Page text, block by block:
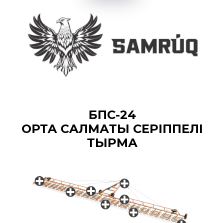
БПС-24
ОРТА САЛМАҚТЫ СЕРІППЕЛІ
ТЫРМА